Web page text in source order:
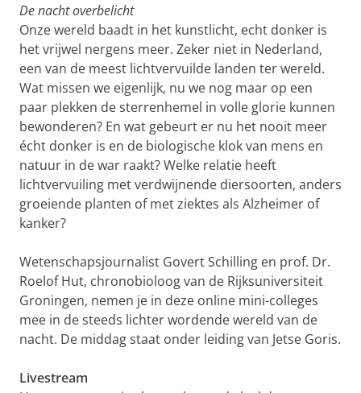
De nacht overbelicht
Onze wereld baadt in het kunstlicht, echt donker is
het vrijwel nergens meer. Zeker niet in Nederland,
een van de meest lichtvervuilde landen ter wereld.
Wat missen we eigenlijk, nu we nog maar op een
paar plekken de sterrenhemel in volle glorie kunnen
bewonderen? En wat gebeurt er nu het nooit meer
écht donker is en de biologische klok van mens en
natuur in de war raakt? Welke relatie heeft
lichtvervuiling met verdwijnende diersoorten, anders
groeiende planten of met ziektes als Alzheimer of
kanker?
Wetenschapsjournalist Govert Schilling en prof. Dr.
Roelof Hut, chronobioloog van de Rijksuniversiteit
Groningen, nemen je in deze online mini-colleges
mee in de steeds lichter wordende wereld van de
nacht. De middag staat onder leiding van Jetse Goris.
Livestream